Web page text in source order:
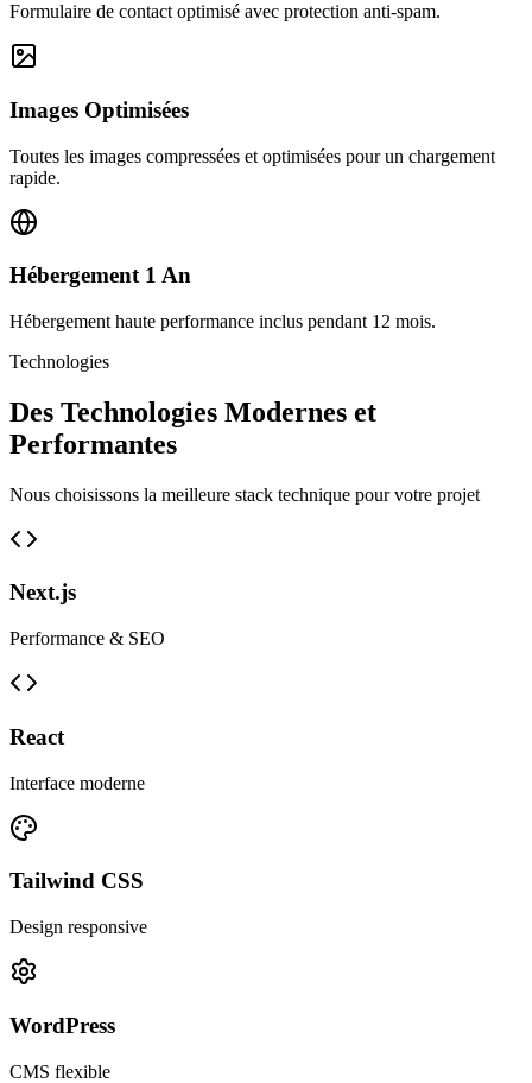
Formulaire de contact optimisé avec protection anti-spam.
Images Optimisées
Toutes les images compressées et optimisées pour un chargement
rapide.
Hébergement 1 An
Hébergement haute performance inclus pendant 12 mois.
Technologies
Des Technologies Modernes et
Performantes
Nous choisissons la meilleure stack technique pour votre projet
Next.js
Performance & SEO
React
Interface moderne
Tailwind CSS
Design responsive
WordPress
CMS flexible